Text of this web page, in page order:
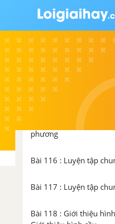
Bài 112 : Mét khối
Bài 113 : Luyện tập
Bài 114 : Thể tích hình
nhật
Bài 115 : Thể tích hình
phương
Bài 116 : Luyện tập
Bài 117 : Luyện tập
Bài 118 : Giới thiệu